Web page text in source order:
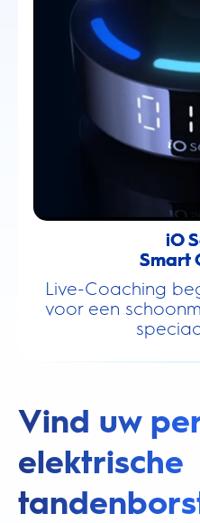
iO
Smart
Live-Coaching
voor een
Vind uw
elektrische